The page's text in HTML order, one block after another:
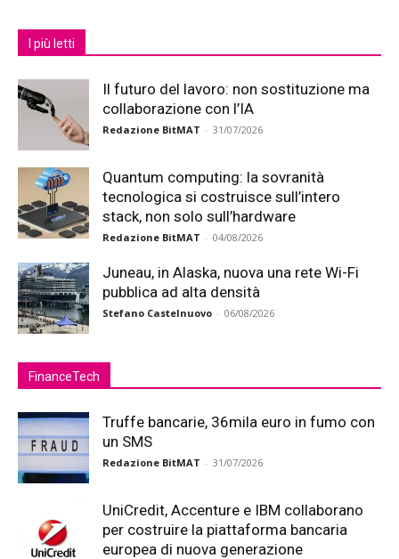
I più letti
Il futuro del lavoro: non sostituzione ma
collaborazione con l’IA
Redazione BitMAT - 31/07/2026
Quantum computing: la sovranità
tecnologica si costruisce sull’intero
stack, non solo sull’hardware
Redazione BitMAT - 04/08/2026
Juneau, in Alaska, nuova una rete Wi-Fi
pubblica ad alta densità
Stefano Castelnuovo - 06/08/2026
FinanceTech
Truffe bancarie, 36mila euro in fumo con
un SMS
Redazione BitMAT - 31/07/2026
UniCredit, Accenture e IBM collaborano
per costruire la piattaforma bancaria
europea di nuova generazione